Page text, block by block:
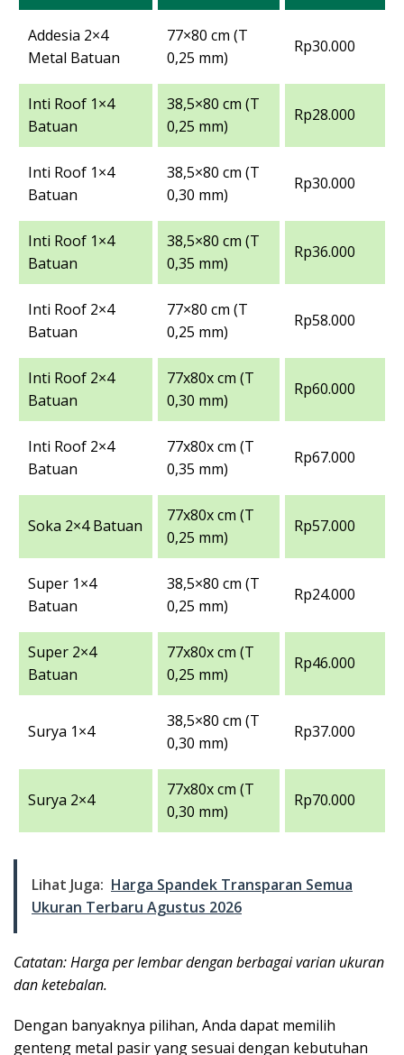
Addesia 2×4
Metal Batuan
77×80 cm (T
0,25 mm)
Rp30.000
Inti Roof 1×4
Batuan
38,5×80 cm (T
0,25 mm)
Rp28.000
Inti Roof 1×4
Batuan
38,5×80 cm (T
0,30 mm)
Rp30.000
Inti Roof 1×4
Batuan
38,5×80 cm (T
0,35 mm)
Rp36.000
Inti Roof 2×4
Batuan
77×80 cm (T
0,25 mm)
Rp58.000
Inti Roof 2×4
Batuan
77x80x cm (T
0,30 mm)
Rp60.000
Inti Roof 2×4
Batuan
77x80x cm (T
0,35 mm)
Rp67.000
Soka 2×4 Batuan
77x80x cm (T
0,25 mm)
Rp57.000
Super 1×4
Batuan
38,5×80 cm (T
0,25 mm)
Rp24.000
Super 2×4
Batuan
77x80x cm (T
0,25 mm)
Rp46.000
Surya 1×4
38,5×80 cm (T
0,30 mm)
Rp37.000
Surya 2×4
77x80x cm (T
0,30 mm)
Rp70.000
Lihat Juga: Harga Spandek Transparan Semua
Ukuran Terbaru Agustus 2026
Catatan: Harga per lembar dengan berbagai varian ukuran
dan ketebalan.
Dengan banyaknya pilihan, Anda dapat memilih
genteng metal pasir yang sesuai dengan kebutuhan